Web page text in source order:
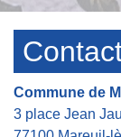
Commune de
3 place Jean